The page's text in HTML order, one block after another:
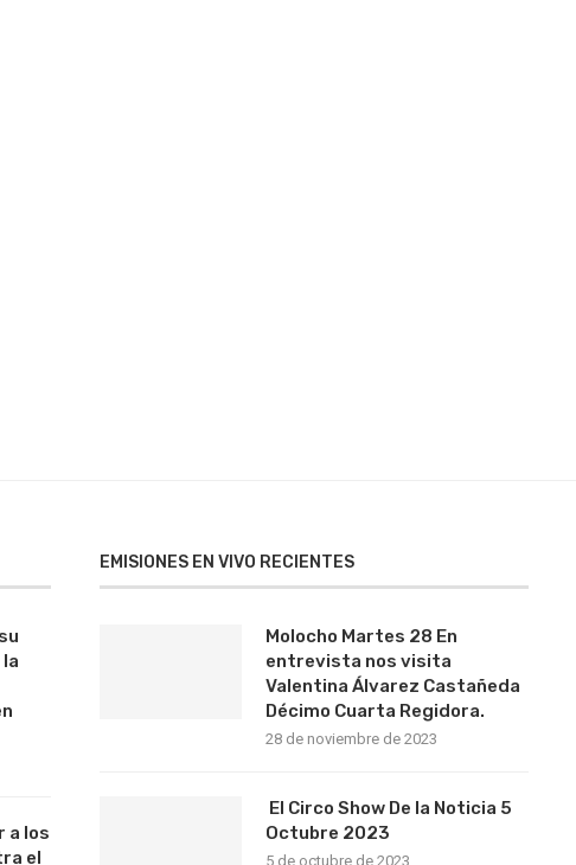
a los
el
EMISIONES EN VIVO RECIENTES
Molocho Martes 28 En
entrevista nos visita
Valentina Álvarez Castañeda
Décimo Cuarta Regidora.
28 de noviembre de 2023
El Circo Show De la Noticia 5
Octubre 2023
5 de octubre de 2023